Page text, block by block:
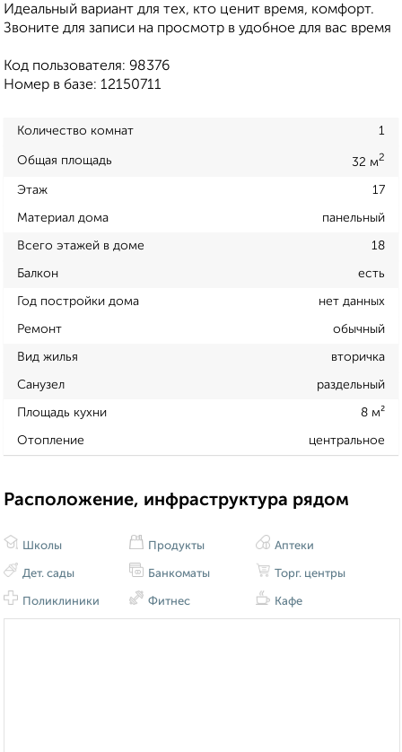
Идеальный вариант для тех, кто ценит время, комфорт.
Звоните для записи на просмотр в удобное для вас время
Код пользователя: 98376
Номер в базе: 12150711
Количество комнат 1
Общая площадь 32 м2
Этаж 17
Материал дома панельный
Всего этажей в доме 18
Балкон есть
Год постройки дома нет данных
Ремонт обычный
Вид жилья вторичка
Санузел раздельный
Площадь кухни 8 м²
Отопление центральное
Расположение, инфраструктура рядом
Школы
Дет. сады
Поликлиники
Продукты
Банкоматы
Фитнес
Аптеки
Торг. центры
Кафе